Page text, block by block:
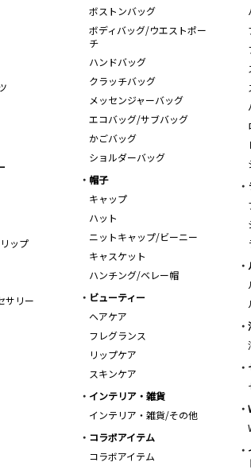
ボストンバッグ
ボディバッグ/ウエストポー
チ
ハンドバッグ
クラッチバッグ
メッセンジャーバッグ
エコバッグ/サブバッグ
かごバッグ
ショルダーバッグ
ップ
サリー
帽子
キャップ
ハット
ニットキャップ/ビーニー
キャスケット
ハンチング/ベレー帽
ビューティー
ヘアケア
フレグランス
リップケア
スキンケア
インテリア・雑貨
インテリア・雑貨/その他
コラボアイテム
コラボアイテム